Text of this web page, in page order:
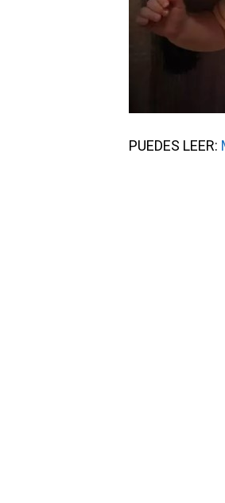
PUEDES LEER: